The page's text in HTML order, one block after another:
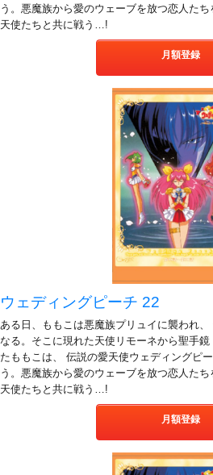
う。悪魔族から愛のウェーブを放つ恋人た
天使たちと共に戦う…!
月額登録
ウェディングピーチ 22
ある日、ももこは悪魔族プリュイに襲われ
なる。そこに現れた天使リモーネから聖手
たももこは、 伝説の愛天使ウェディングピ
う。悪魔族から愛のウェーブを放つ恋人た
天使たちと共に戦う…!
月額登録